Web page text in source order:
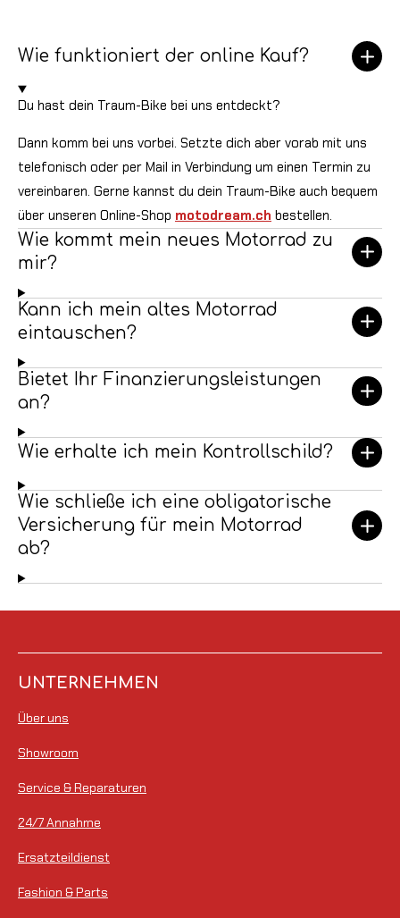
Wie funktioniert der online Kauf?
Du hast dein Traum-Bike bei uns entdeckt?
Dann komm bei uns vorbei. Setzte dich aber vorab mit uns
telefonisch oder per Mail in Verbindung um einen Termin zu
vereinbaren. Gerne kannst du dein Traum-Bike auch bequem
über unseren Online-Shop motodream.ch bestellen.
Wie kommt mein neues Motorrad zu
mir?
Kann ich mein altes Motorrad
eintauschen?
Bietet Ihr Finanzierungsleistungen
an?
Wie erhalte ich mein Kontrollschild?
Wie schließe ich eine obligatorische
Versicherung für mein Motorrad
ab?
UNTERNEHMEN
Über uns
Showroom
Service & Reparaturen
24/7 Annahme
Ersatzteildienst
Fashion & Parts